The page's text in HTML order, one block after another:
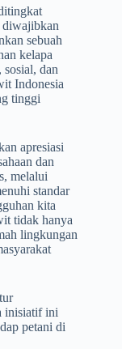
diwajibkan
sebuah
kelapa
dan
Indonesia
tinggi
apresiasi
dan
melalui
standar
kita
tidak hanya
lingkungan
inisiatif ini
petani di